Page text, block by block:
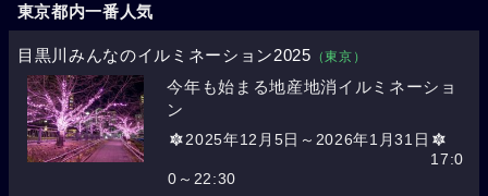
東京都内一番人気
目黒川みんなのイルミネーション2025 （東京）
今年も始まる地産地消イルミネーショ
ン
2025年12月5日～2026年1月31日
17:0
0～22:30